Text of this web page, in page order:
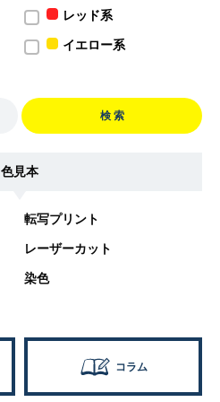
レッド系
イエロー系
検 索
色見本
転写プリント
レーザーカット
染色
コラム